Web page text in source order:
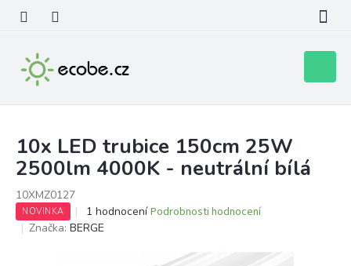
obsah
košík
10x LED trubice 150cm 25W
2500lm 4000K - neutrální bílá
10XMZ0127
NOVINKA
Průměrné
hodnocení
1 hodnocení Podrobnosti hodnocení
Značka: BERGE